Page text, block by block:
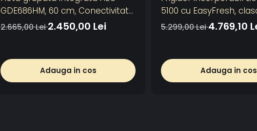
GDE686HM, 60 cm, Conectivitate
plita, 1 motor, 3 viteze + intensiv,
Control electronic, Argintiu
2.665,00 Lei2.450,00 Lei
Adauga in cos
5100 cu EasyFresh,
volum 309 l
5.299,00 Lei4.769,10
Adauga in cos